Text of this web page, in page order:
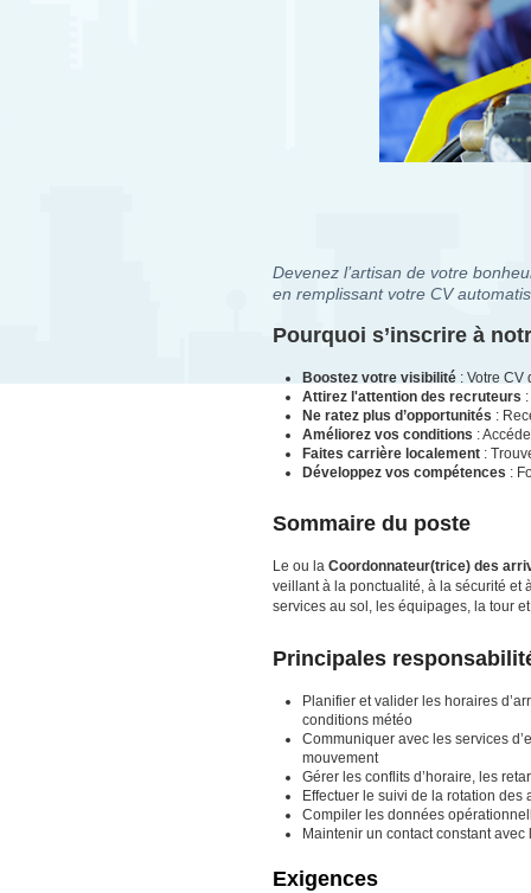
Devenez l’artisan de votre
en remplissant votre CV
Pourquoi s’inscrire à
Boostez votre visibilité : Votre CV
Attirez l'attention des recruteurs
Ne ratez plus d’opportunités :
Améliorez vos conditions :
Faites carrière localement :
Développez vos compétences :
Sommaire du poste
Le ou la Coordonnateur(trice) des
veillant à la ponctualité, à la sécurité et
services au sol, les équipages, la tour
Principales
Planifier et valider les horaires
conditions météo
Communiquer avec les services
mouvement
Gérer les conflits d’horaire, les
Effectuer le suivi de la rotation
Compiler les données
Maintenir un contact constant
Exigences